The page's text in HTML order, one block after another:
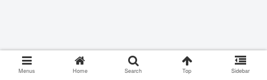
Menus Home Search Top Sidebar